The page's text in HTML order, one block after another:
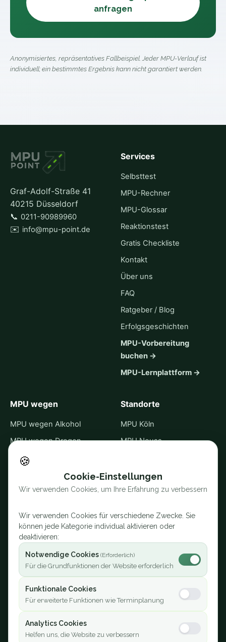
anfragen
Anonymisiertes, repräsentatives Fallbeispiel. Jeder MPU-Verlauf ist
individuell; ein bestimmtes Ergebnis kann nicht garantiert werden.
Graf-Adolf-Straße 41
40215 Düsseldorf
📞 0211-90989960
✉️ info@mpu-point.de
Services
Selbsttest
MPU-Rechner
MPU-Glossar
Reaktionstest
Gratis Checkliste
Kontakt
Über uns
FAQ
Ratgeber / Blog
Erfolgsgeschichten
MPU-Vorbereitung
buchen →
MPU-Lernplattform →
MPU wegen
MPU wegen Alkohol
MPU wegen Drogen
MPU wegen Punkten
MPU wegen Straftaten
MPU Online
Kontrolliertes Trinken
MPU ohne Abstinenz
Kosten
Standorte
MPU Köln
MPU Neuss
Alle 30 Standorte →
English
العربية
Rechtliches
🍪
Cookie-Einstellungen
Wir verwenden Cookies, um Ihre Erfahrung zu verbessern
Wir verwenden Cookies für verschiedene Zwecke. Sie
können jede Kategorie individual aktivieren oder
deaktivieren:
Notwendige Cookies
Für die Grundfunktionen der Website erforderlich
Funktionale Cookies
Für erweiterte Funktionen wie Terminplanung
Analytics Cookies
Helfen uns, die Website zu verbessern